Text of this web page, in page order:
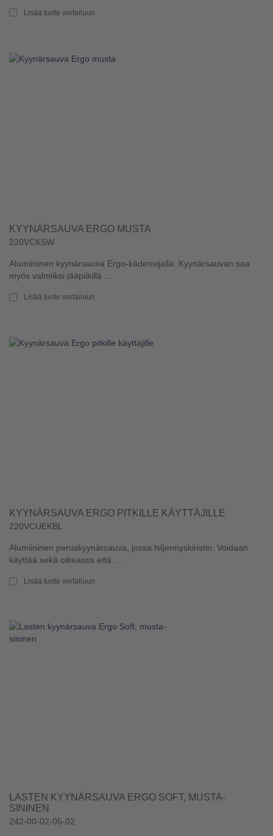
Lisää tuote vertailuun
KYYNÄRSAUVA ERGO MUSTA
220VCKSW
Alumiininen kyynärsauva Ergo-kädensijalla. Kyynärsauvan saa
myös valmiiksi jääpiikillä ...
Lisää tuote vertailuun
KYYNÄRSAUVA ERGO PITKILLE KÄYTTÄJILLE
220VCUEKBL
Alumiininen peruskyynärsauva, jossa hiljennyskiristin. Voidaan
käyttää sekä oikeassa että ...
Lisää tuote vertailuun
LASTEN KYYNÄRSAUVA ERGO SOFT, MUSTA-
SININEN
242-00-02-05-02